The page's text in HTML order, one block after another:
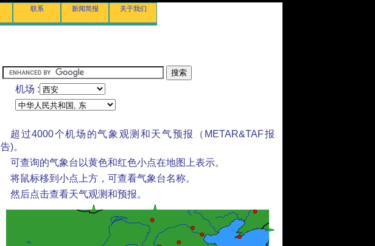
联系 新闻简报 关于我们
机场 :
超过4000个机场的气象观测和天气预报（METAR&TAF报
告)。
可查询的气象台以黄色和红色小点在地图上表示。
将鼠标移到小点上方，可查看气象台名称。
然后点击查看天气观测和预报。